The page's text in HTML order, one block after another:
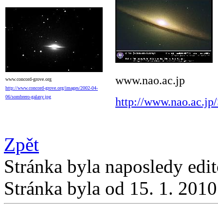
www.concord-grove.org
http://www.concord-grove.org/images/2002-04-
06/sombrero-galaxy.jpg
www.nao.ac.jp
http://
Zpět
Stránka byla naposledy
Stránka byla od 15. 1.